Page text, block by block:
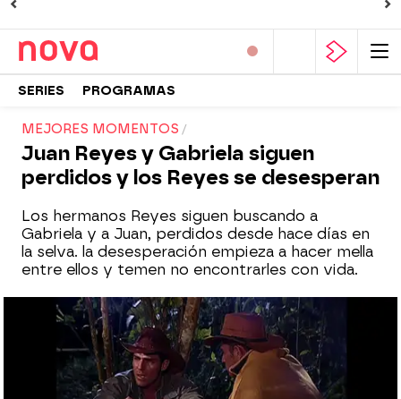
SERIES PROGRAMAS
MEJORES MOMENTOS
Juan Reyes y Gabriela siguen
perdidos y los Reyes se desesperan
Los hermanos Reyes siguen buscando a
Gabriela y a Juan, perdidos desde hace días en
la selva. la desesperación empieza a hacer mella
entre ellos y temen no encontrarles con vida.